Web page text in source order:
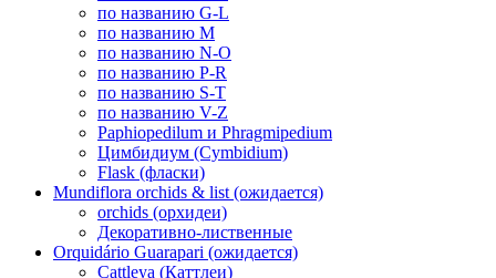
по названию G-L
по названию M
по названию N-O
по названию P-R
по названию S-T
по названию V-Z
Paphiopedilum и Phragmipedium
Цимбидиум (Cymbidium)
Flask (фласки)
Mundiflora orchids & list (ожидается)
orchids (орхидеи)
Декоративно-лиственные
Orquidário Guarapari (ожидается)
Cattleya (Каттлеи)